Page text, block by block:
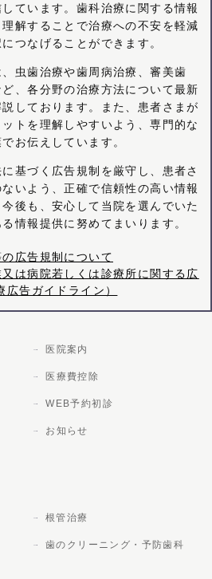
ています。歯科治療に関する情報
解することで治療への不安を軽減
つなげることができます。
虫歯治療や歯周病治療、審美歯
、各分野の治療方法について最新
しております。また、患者さまが
トを理解しやすいよう、専門的な
お伝えしています。
基づく広告規制を厳守し、患者さ
いよう、正確で信頼性の高い情報
後も、安心して当院を選んでいた
情報提供に努めてまいります。
広告規制について
は病院若しくは診療所に関する広
告ガイドライン）
医院案内
医療費控除
WEB予約初診
お知らせ
根管治療
歯のクリーニング・予防歯科